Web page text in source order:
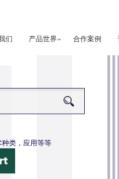
们 产品世界 合作案例
类，应用等等